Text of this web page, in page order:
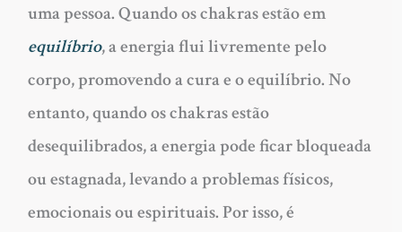
uma pessoa. Quando os chakras estão em
equilíbrio, a energia flui livremente pelo
corpo, promovendo a cura e o equilíbrio. No
entanto, quando os chakras estão
desequilibrados, a energia pode ficar bloqueada
ou estagnada, levando a problemas físicos,
emocionais ou espirituais. Por isso, é